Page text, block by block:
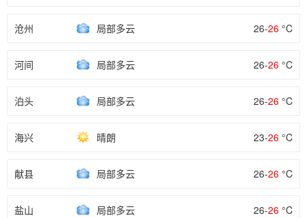
沧州 局部多云 26-26 °C
河间 局部多云 26-26 °C
泊头 局部多云 26-26 °C
海兴 晴朗 23-26 °C
献县 局部多云 26-26 °C
盐山 局部多云 26-26 °C